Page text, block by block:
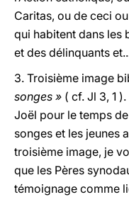
Caritas, ou de ceci
qui habitent dans les
et des délinquants
3. Troisième image
songes » ( cf. Jl 3, 1
Joël pour le temps
songes et les jeunes
troisième image, je
que les Pères
témoignage comme